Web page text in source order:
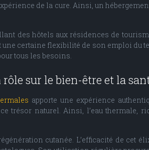
de la cure. Ainsi, un
des hôtels aux résidences de
certaine flexibilité de son emploi du
tous les besoins.
sur le bien-être et la
apporte une expérience
trésor naturel. Ainsi, l’eau thermale,
cutanée. L’efficacité de cet